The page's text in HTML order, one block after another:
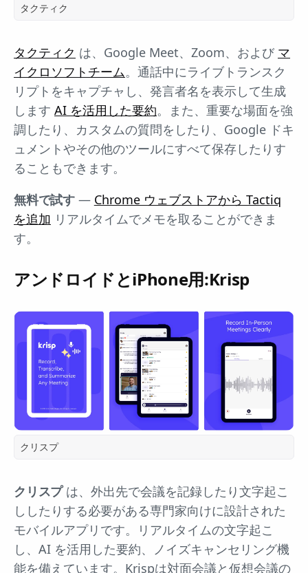
タクティク
タクティク は、Google Meet、Zoom、および マ
イクロソフトチーム。通話中にライブトランスク
リプトをキャプチャし、発言者名を表示して生成
します AI を活用した要約。また、重要な場面を強
調したり、カスタムの質問をしたり、Google ドキ
ュメントやその他のツールにすべて保存したりす
ることもできます。
無料で試す— Chrome ウェブストアから Tactiq
を追加 リアルタイムでメモを取ることができま
す。
アンドロイドとiPhone用:Krisp
クリスプ
クリスプは、外出先で会議を記録したり文字起こ
ししたりする必要がある専門家向けに設計された
モバイルアプリです。リアルタイムの文字起こ
し、AI を活用した要約、ノイズキャンセリング機
能を備えています。Krispは対面会議と仮想会議の